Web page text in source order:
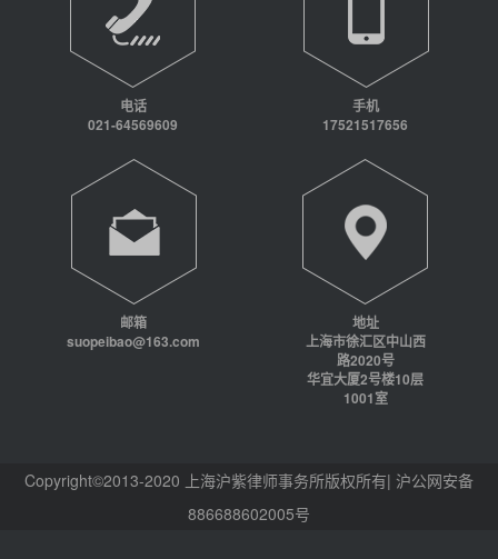
电话
021-64569609
手机
17521517656
邮箱
suopeibao@163.com
地址
上海市徐汇区中山西
路2020号
华宜大厦2号楼10层
1001室
Copyright©2013-2020 上海沪紫律师事务所版权所有| 沪公网安备
886688602005号